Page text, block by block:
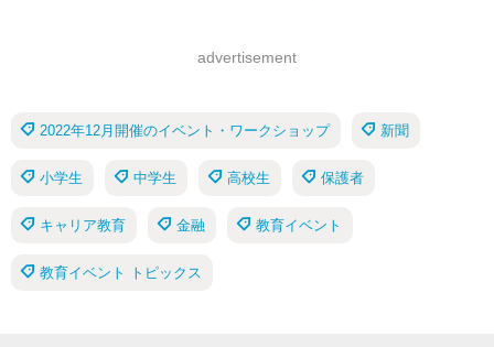
advertisement
2022年12月開催のイベント・ワークショップ 新聞
小学生 中学生 高校生 保護者
キャリア教育 金融 教育イベント
教育イベント トピックス